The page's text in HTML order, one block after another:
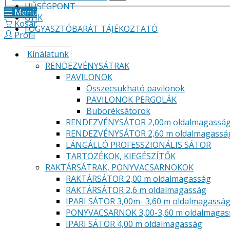
HŰSÉGPONT
GYIK
FOGYASZTÓBARÁT TÁJÉKOZTATÓ
Menü
Kosár
Profil
Kínálatunk
RENDEZVÉNYSÁTRAK
PAVILONOK
Összecsukható pavilonok
PAVILONOK PERGOLÁK
Buboréksátorok
RENDEZVÉNYSÁTOR 2,00m
RENDEZVÉNYSÁTOR 2,60 m
LÁNGÁLLÓ PROFESSZIONÁLIS SÁTOR
TARTOZÉKOK, KIEGÉSZÍTŐK
RAKTÁRSÁTRAK, PONYVACSARNOKOK
RAKTÁRSÁTOR 2,00 m oldalmagasság
RAKTÁRSÁTOR 2,6 m oldalmagasság
IPARI SÁTOR 3,00m- 3,60 m oldalmagasság
PONYVACSARNOK 3,00-3,60 m
IPARI SÁTOR 4,00 m oldalmagasság